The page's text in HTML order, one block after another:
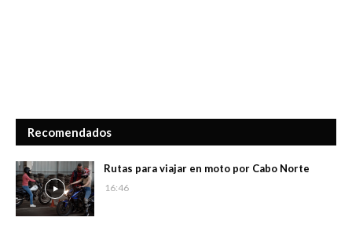
Recomendados
Rutas para viajar en moto por Cabo Norte
16:46